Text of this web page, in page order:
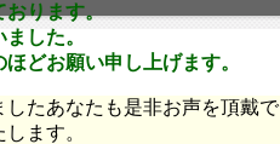
おります。
した。
どお願い申し上げます。
したあなたも是非お声を頂戴
ます。